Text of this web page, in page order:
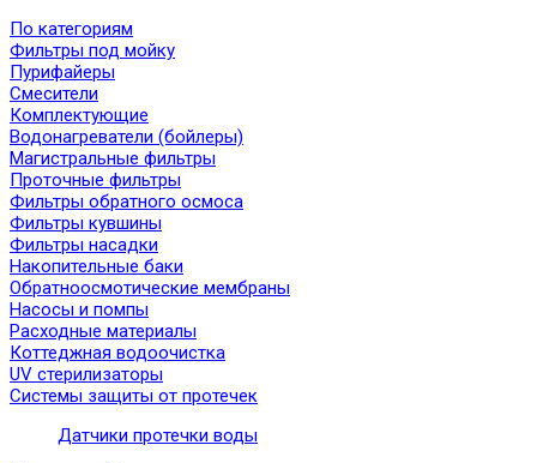
По категориям
Фильтры под мойку
Пурифайеры
Смесители
Комплектующие
Водонагреватели (бойлеры)
Магистральные фильтры
Проточные фильтры
Фильтры обратного осмоса
Фильтры кувшины
Фильтры насадки
Накопительные баки
Обратноосмотические мембраны
Насосы и помпы
Расходные материалы
Коттеджная водоочистка
UV стерилизаторы
Системы защиты от протечек
Датчики протечки воды